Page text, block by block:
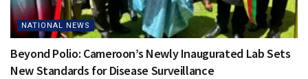
NATIONAL NEWS
Beyond Polio: Cameroon’s Newly Inaugurated Lab Sets
New Standards for Disease Surveillance